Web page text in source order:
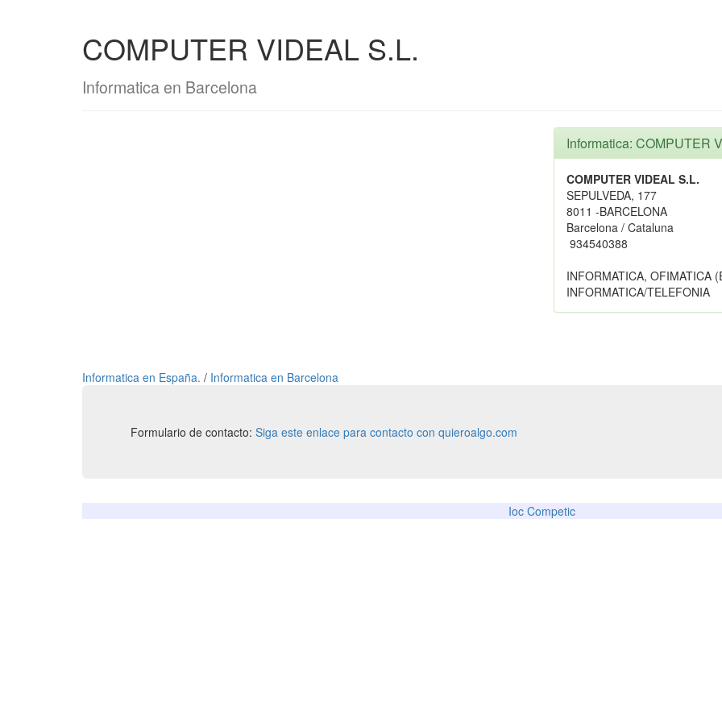
COMPUTER VIDEAL S.L.
Informatica en Barcelona
Informatica: COMPUTER
COMPUTER VIDEAL S.L.
SEPULVEDA, 177
8011 -BARCELONA
Barcelona / Cataluna
934540388
INFORMATICA, OFIMATICA
INFORMATICA/TELEFONIA
Informatica en España. / Informatica en Barcelona
Formulario de contacto: Siga este enlace para contacto con quieroalgo.com
Ioc Competic